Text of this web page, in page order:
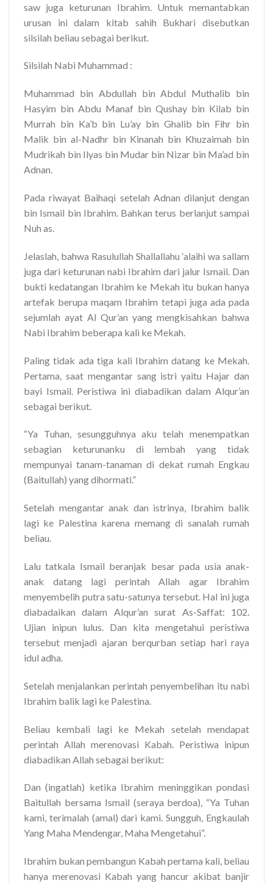
saw juga keturunan Ibrahim. Untuk memantabkan
urusan ini dalam kitab sahih Bukhari disebutkan
silsilah beliau sebagai berikut.
Silsilah Nabi Muhammad :
Muhammad bin Abdullah bin Abdul Muthalib bin
Hasyim bin Abdu Manaf bin Qushay bin Kilab bin
Murrah bin Ka’b bin Lu’ay bin Ghalib bin Fihr bin
Malik bin al-Nadhr bin Kinanah bin Khuzaimah bin
Mudrikah bin Ilyas bin Mudar bin Nizar bin Ma’ad bin
Adnan.
Pada riwayat Baihaqi setelah Adnan dilanjut dengan
bin Ismail bin Ibrahim. Bahkan terus berlanjut sampai
Nuh as.
Jelaslah, bahwa Rasulullah Shallallahu ‘alaihi wa sallam
juga dari keturunan nabi Ibrahim dari jalur Ismail. Dan
bukti kedatangan Ibrahim ke Mekah itu bukan hanya
artefak berupa maqam Ibrahim tetapi juga ada pada
sejumlah ayat Al Qur’an yang mengkisahkan bahwa
Nabi Ibrahim beberapa kali ke Mekah.
Paling tidak ada tiga kali Ibrahim datang ke Mekah.
Pertama, saat mengantar sang istri yaitu Hajar dan
bayi Ismail. Peristiwa ini diabadikan dalam Alqur’an
sebagai berikut.
“Ya Tuhan, sesungguhnya aku telah menempatkan
sebagian keturunanku di lembah yang tidak
mempunyai tanam-tanaman di dekat rumah Engkau
(Baitullah) yang dihormati.”
Setelah mengantar anak dan istrinya, Ibrahim balik
lagi ke Palestina karena memang di sanalah rumah
beliau.
Lalu tatkala Ismail beranjak besar pada usia anak-
anak datang lagi perintah Allah agar Ibrahim
menyembelih putra satu-satunya tersebut. Hal ini juga
diabadaikan dalam Alqur’an surat As-Saffat: 102.
Ujian inipun lulus. Dan kita mengetahui peristiwa
tersebut menjadi ajaran berqurban setiap hari raya
idul adha.
Setelah menjalankan perintah penyembelihan itu nabi
Ibrahim balik lagi ke Palestina.
Beliau kembali lagi ke Mekah setelah mendapat
perintah Allah merenovasi Kabah. Peristiwa inipun
diabadikan Allah sebagai berikut:
Dan (ingatlah) ketika Ibrahim meninggikan pondasi
Baitullah bersama Ismail (seraya berdoa), “Ya Tuhan
kami, terimalah (amal) dari kami. Sungguh, Engkaulah
Yang Maha Mendengar, Maha Mengetahui”.
Ibrahim bukan pembangun Kabah pertama kali, beliau
hanya merenovasi Kabah yang hancur akibat banjir